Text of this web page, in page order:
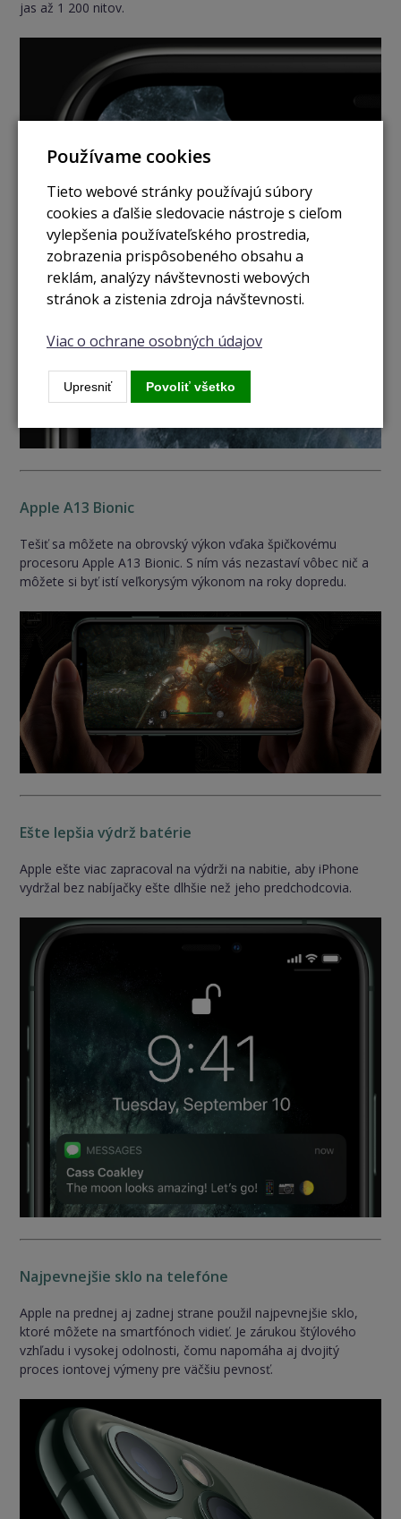
jas až 1 200 nitov.
Apple A13 Bionic
Tešiť sa môžete na obrovský výkon vďaka špičkovému
procesoru Apple A13 Bionic. S ním vás nezastaví vôbec nič a
môžete si byť istí veľkorysým výkonom na roky dopredu.
Ešte lepšia výdrž batérie
Apple ešte viac zapracoval na výdrži na nabitie, aby iPhone
vydržal bez nabíjačky ešte dlhšie než jeho predchodcovia.
Najpevnejšie sklo na telefóne
Apple na prednej aj zadnej strane použil najpevnejšie sklo,
ktoré môžete na smartfónoch vidieť. Je zárukou štýlového
vzhľadu i vysokej odolnosti, čomu napomáha aj dvojitý
proces iontovej výmeny pre väčšiu pevnosť.
Používame cookies
Tieto webové stránky používajú súbory
cookies a ďalšie sledovacie nástroje s cieľom
vylepšenia používateľského prostredia,
zobrazenia prispôsobeného obsahu a
reklám, analýzy návštevnosti webových
stránok a zistenia zdroja návštevnosti.
Viac o ochrane osobných údajov
Upresniť Povoliť všetko